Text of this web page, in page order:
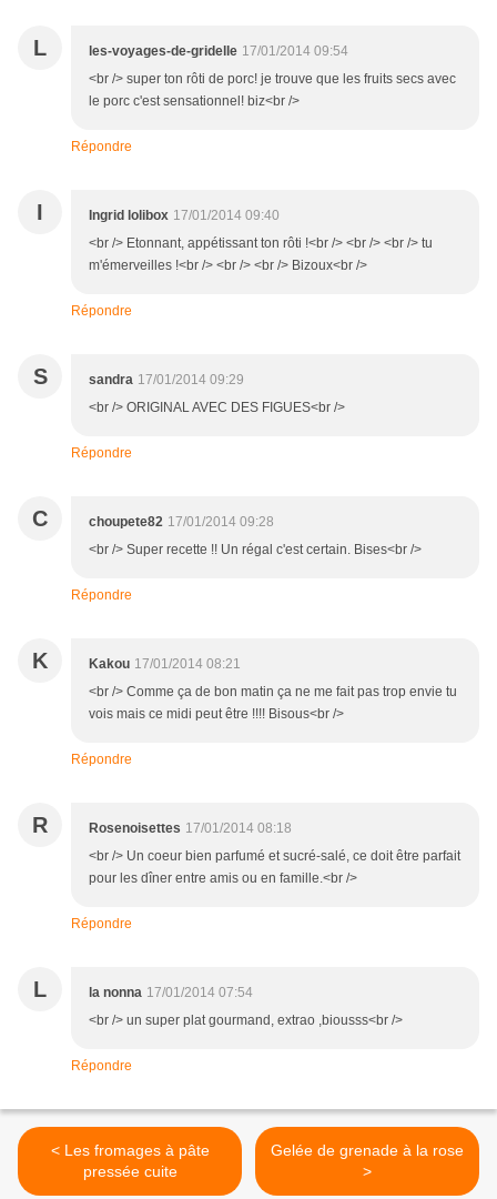
L les-voyages-de-gridelle 17/01/2014 09:54
<br /> super ton rôti de porc! je trouve que les fruits secs avec
le porc c'est sensationnel! biz<br />
Répondre
I Ingrid lolibox 17/01/2014 09:40
<br /> Etonnant, appétissant ton rôti !<br /> <br /> <br /> tu
m'émerveilles !<br /> <br /> <br /> Bizoux<br />
Répondre
S sandra 17/01/2014 09:29
<br /> ORIGINAL AVEC DES FIGUES<br />
Répondre
C choupete82 17/01/2014 09:28
<br /> Super recette !! Un régal c'est certain. Bises<br />
Répondre
K Kakou 17/01/2014 08:21
<br /> Comme ça de bon matin ça ne me fait pas trop envie tu
vois mais ce midi peut être !!!! Bisous<br />
Répondre
R Rosenoisettes 17/01/2014 08:18
<br /> Un coeur bien parfumé et sucré-salé, ce doit être parfait
pour les dîner entre amis ou en famille.<br />
Répondre
L la nonna 17/01/2014 07:54
<br /> un super plat gourmand, extrao ,biousss<br />
Répondre
< Les fromages à pâte
pressée cuite
Gelée de grenade à la rose
>